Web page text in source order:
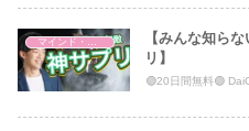
マインド・哲学
【みんな知ら
リ】
🟢20日間無料🟢